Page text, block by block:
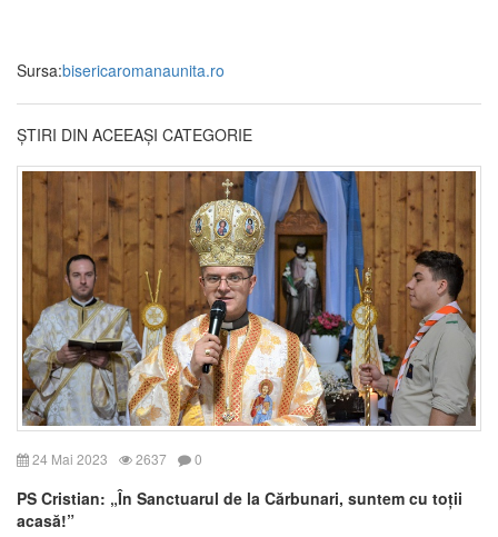
Sursa:bisericaromanaunita.ro
ȘTIRI DIN ACEEAȘI CATEGORIE
24 Mai 2023 2637 0
PS Cristian: „În Sanctuarul de la Cărbunari, suntem cu toții
acasă!”